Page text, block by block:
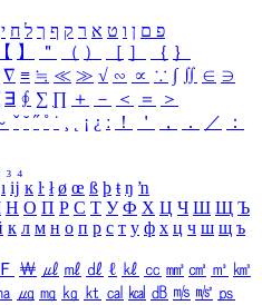
פ ם ן ו ט א ר ק ף ך ל ח י
【 】 ＂ （ ） ［ ］ ｛ ｝
∇ ≡ ≒ ≪ ≫ √ ∽ ∝ ∵ ∫ ∬ ∈ ∋
∃ ∮ ∑ ∏ ＋ － ＜ ＝
＞
ˇ ˘ ˝ ˚ ˙ ¸ ¡ ¿ ː ！ ＇ ， ． ／
：
₃ ₄
ı ĳ ĸ ŀ ł ø œ ß þ ŧ ŋ ŉ
Н О П Р С Т У Ф Х Ц Ч Ш Щ Ъ
к л м н о п р с т у ф х ц ч ш щ ъ
Ｆ ￦ ㎕ ㎖ ㎗ ℓ ㎘ ㏄ ㎣ ㎤ ㎥ ㎦
㎍ ㎎ ㎏ ㏏ ㎈ ㎉ ㏈ ㎧ ㎨ ㎰